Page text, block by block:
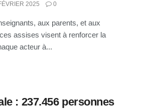
2025 0
aux parents, et aux
assises visent à renforcer la
acteur à...
: 237.456 personnes